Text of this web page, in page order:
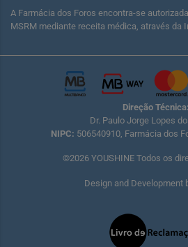
A Farmácia dos Foros encontra-se
MSRM mediante receita médica, através da
Direção Técnica:
Dr. Paulo Jorge Lopes
NIPC: 506540910, Farmácia dos
©2026 YOUSHINE Todos os
Design and Development